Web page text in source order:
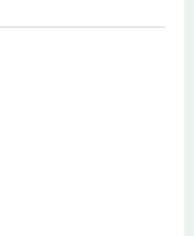
アでもっともノーベル
（本文より） ノーベル
怒る。人気芸人の文
年、愛知県生まれのラ
斬り！』（ちくま文
瀬大志との『カッコよ
思潮社）など。単著は
矜持』（本の雑誌
時評書評』（教育評論